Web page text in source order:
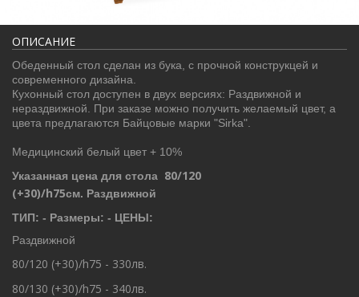
ОПИСАНИЕ
Обеденный стол сделан из бука, с прочной конструкцей и
современного дизайна.
Кухонный стол доступен в двух версиях: Раздвижной и
нераздвижной. При заказе можно получить желаемый цвет, а
цвета предлагаются Байцовые марки "Sirka".
Медицинский белый цвет + 10%
Указанная цена для стола 80/120
(+30)/h75см. Раздвижной
ТИП: - Размеры: - ЦЕНЫ:
Раздвижной
80/120 (+30)/h75 - 330лв.
80/130 (+30)/h75 - 340лв.